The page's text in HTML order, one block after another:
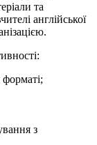
та
англійської
форматі;
з